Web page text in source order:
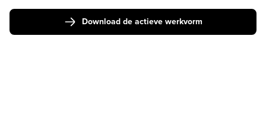
Download de actieve werkvorm